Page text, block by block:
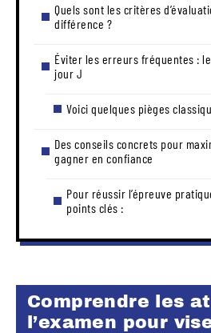
Quels sont les critères
différence ?
Éviter les erreurs fréquentes :
jour J
Voici quelques pièges
Des conseils concrets pour
gagner en confiance
Pour réussir l’épreuve
points clés :
Comprendre les
l’examen pour